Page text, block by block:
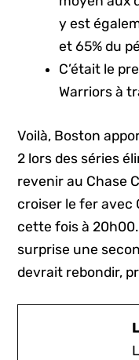
y est
et 65% du
C’était le
Warriors à
Voilà, Boston
2 lors des séries
revenir au Chase
croiser le fer avec
cette fois à
surprise une
devrait rebondir,